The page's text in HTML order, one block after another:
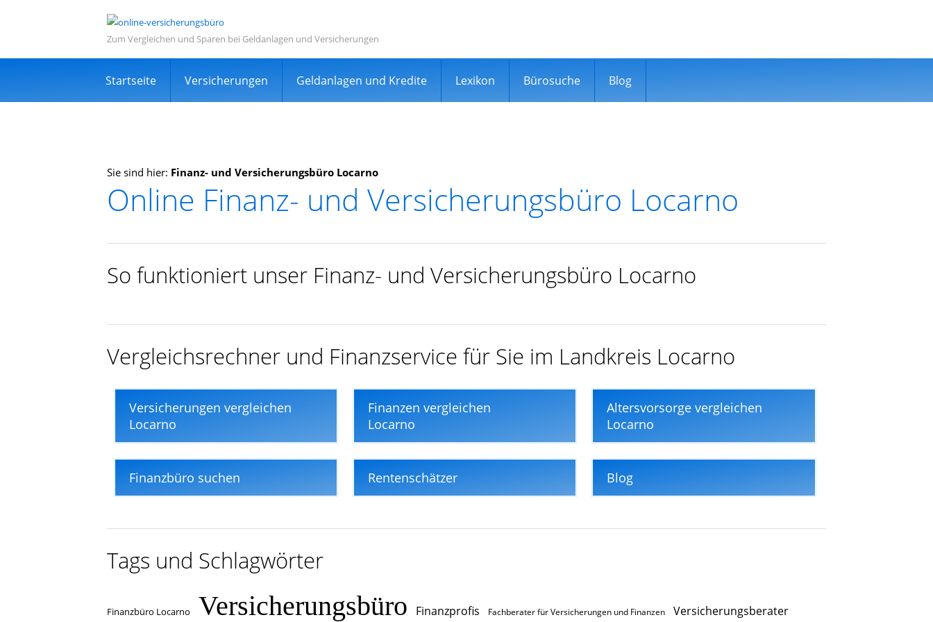
Zum Vergleichen und Sparen bei Geldanlagen und Versicherungen
Startseite Versicherungen Geldanlagen und Kredite Lexikon Bürosuche Blog
Informations- und Vergleichsportal
Sehr viele zufriedene Kunden
Kostenlos
Expertensuche in Ihrer Nähe
In nur wenigen Minuten
Sie sind hier: Finanz- und Versicherungsbüro Locarno
Online Finanz- und Versicherungsbüro Locarno
So funktioniert unser Finanz- und Versicherungsbüro Locarno
Vergleichsrechner und Finanzservice für Sie im Landkreis Locarno
Versicherungen vergleichen
Locarno
Finanzen vergleichen
Locarno
Altersvorsorge vergleichen
Locarno
Finanzbüro suchen Rentenschätzer Blog
Tags und Schlagwörter
Finanzbüro Locarno Versicherungsbüro Finanzprofis Fachberater für Versicherungen und Finanzen
Versicherungsberater